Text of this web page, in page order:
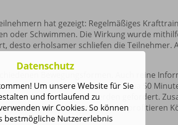
hat gezeigt: Regelmäßiges
oder Schwimmen. Die Wirkung wurde
desto erholsamer schliefen die Teilnehmer.
Bewegungsformen. Auch reine
zwei- bis dreimal pro Woche etwa 50
die Muskeln werden gefordert.
Und neben besserem Schlaf profitieren
Datenschutz
Um unsere Website für Sie
und fortlaufend zu
wir Cookies. So können
bestmögliche Nutzererlebnis